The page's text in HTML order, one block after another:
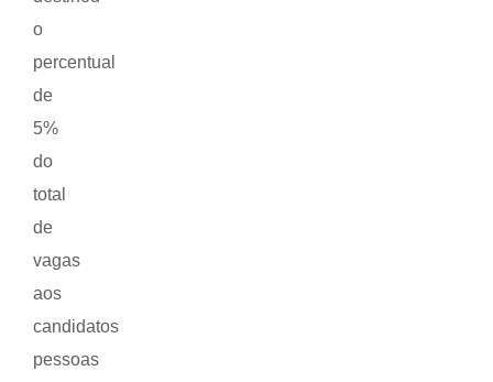
o
percentual
de
5%
do
total
de
vagas
aos
candidatos
pessoas